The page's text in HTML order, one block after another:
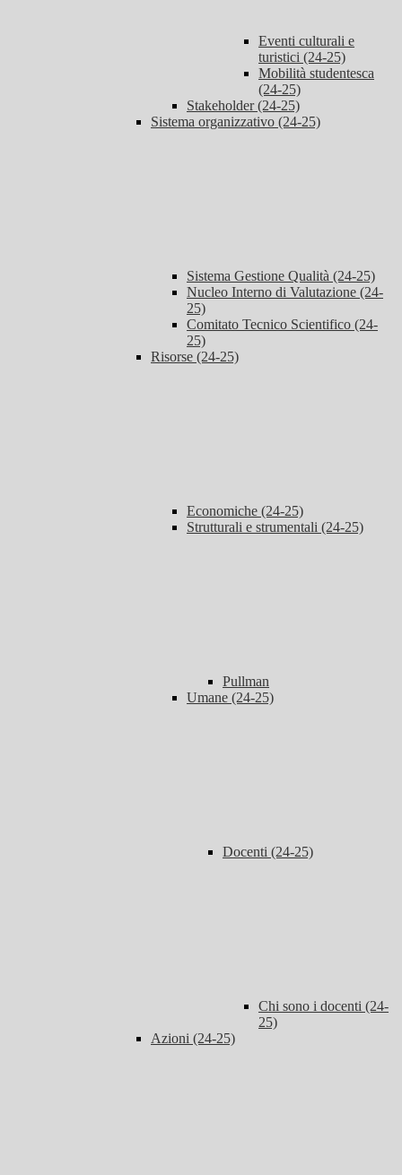
Eventi culturali e
turistici (24-25)
Mobilità studentesca
(24-25)
Stakeholder (24-25)
Sistema organizzativo (24-25)
Sistema Gestione Qualità (24-25)
Nucleo Interno di Valutazione (24-
25)
Comitato Tecnico Scientifico (24-
25)
Risorse (24-25)
Economiche (24-25)
Strutturali e strumentali (24-25)
Pullman
Umane (24-25)
Docenti (24-25)
Chi sono i docenti (24-
25)
Azioni (24-25)